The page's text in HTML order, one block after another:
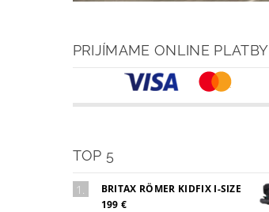
PRIJÍMAME ONLINE PLATBY
TOP 5
BRITAX RÖMER KIDFIX I-SIZE
199 €